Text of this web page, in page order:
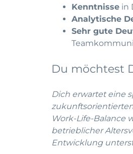
Kenntnisse in
Analytische
Sehr gute
Du möchtest
Dich erwartet eine
Work-Life-Balance
betrieblicher
Entwicklung